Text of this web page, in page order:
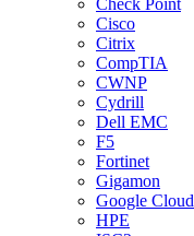
Check Point
Cisco
Citrix
CompTIA
CWNP
Cydrill
Dell EMC
F5
Fortinet
Gigamon
Google Cloud
HPE